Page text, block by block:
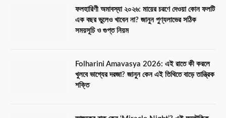
ফলহারিণী অমাবস্যা ২০২৬: মায়ের চরণে দেওয়া কোন ফলটি
এক বছর ভুলেও খাবেন না? জানুন পুণ্যলাভের সঠিক
সময়সূচি ও গুপ্ত নিয়ম
Folharini Amavasya 2026: এই রাতে কী করলে
খুলবে ভাগ্যের দরজা? জানুন কেন এই তিথিতে বাড়ে তান্ত্রিক
শক্তি